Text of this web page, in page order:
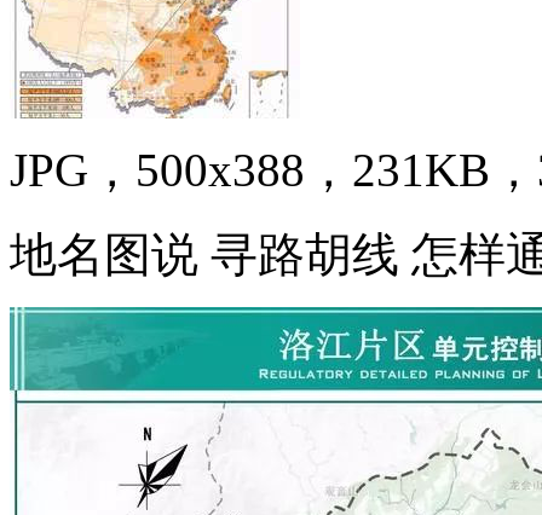
JPG，500x388，231KB
地名图说 寻路胡线 怎样